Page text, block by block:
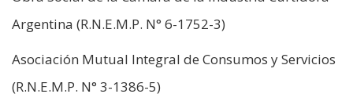
Argentina (R.N.E.M.P. N° 6-1752-3)
Asociación Mutual Integral de Consumos y Servicios
(R.N.E.M.P. N° 3-1386-5)